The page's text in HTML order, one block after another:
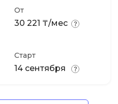
От
30 221 ₸/мес
Старт
14 сентября